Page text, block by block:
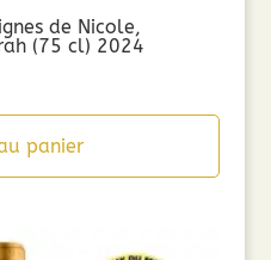
de Nicole,
(75 cl) 2024
panier